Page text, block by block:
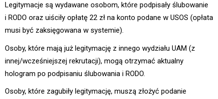
Legitymacje są wydawane osobom, które podpisały ślubowanie
i RODO oraz uiściły opłatę 22 zł na konto podane w USOS (opłata
musi być zaksięgowana w systemie).
Osoby, które mają już legitymację z innego wydziału UAM (z
innej/wcześniejszej rekrutacji), mogą otrzymać aktualny
hologram po podpisaniu ślubowania i RODO.
Osoby, które zagubiły legitymację, muszą złożyć podanie